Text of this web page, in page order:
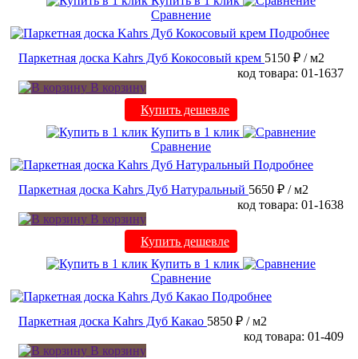
Сравнение
Подробнее
Паркетная доска Kahrs Дуб Кокосовый крем 5150 ₽ / м2
код товара: 01-1637
В корзину
Купить дешевле
Купить в 1 клик
Сравнение
Подробнее
Паркетная доска Kahrs Дуб Натуральный 5650 ₽ / м2
код товара: 01-1638
В корзину
Купить дешевле
Купить в 1 клик
Сравнение
Подробнее
Паркетная доска Kahrs Дуб Какао 5850 ₽ / м2
код товара: 01-409
В корзину